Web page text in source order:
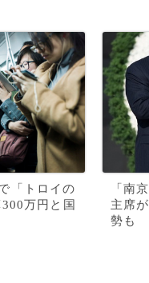
「トロイの
万円と国
「南
主席
勢も